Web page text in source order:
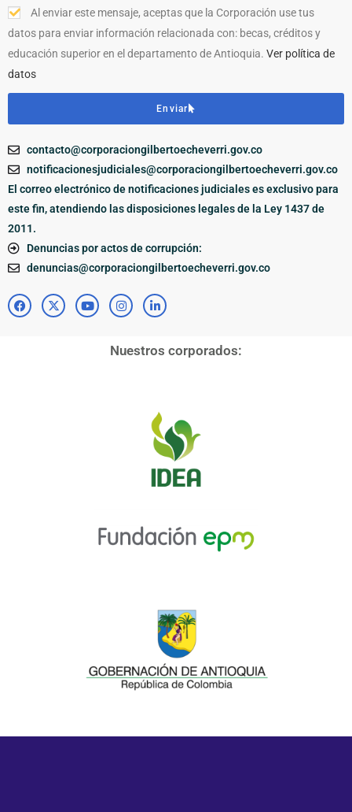
Al enviar este mensaje, aceptas que la Corporación use tus
datos para enviar información relacionada con: becas, créditos y
educación superior en el departamento de Antioquia. Ver política de
datos
Enviar
contacto@corporaciongilbertoecheverri.gov.co
notificacionesjudiciales@corporaciongilbertoecheverri.gov.co
El correo electrónico de notificaciones judiciales es exclusivo para
este fin, atendiendo las disposiciones legales de la Ley 1437 de
2011.
Denuncias por actos de corrupción:
denuncias@corporaciongilbertoecheverri.gov.co
Nuestros corporados: